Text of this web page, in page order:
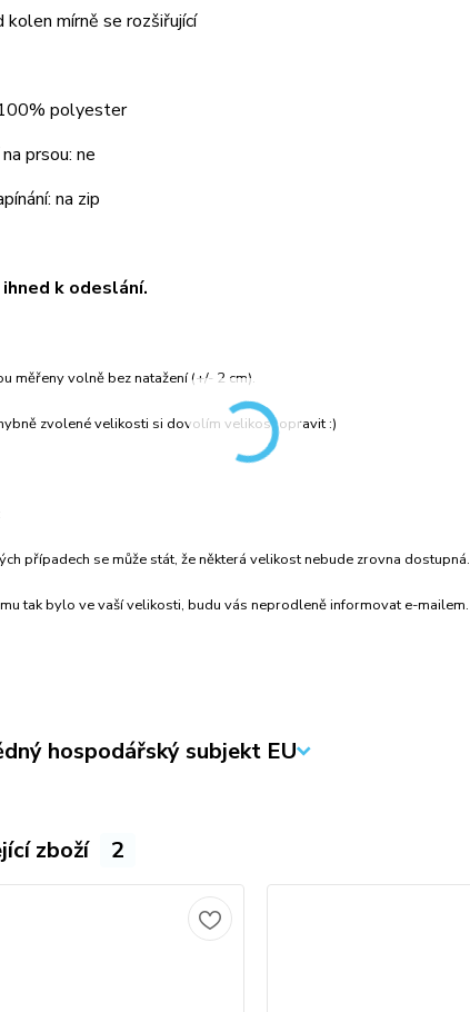
kolen mírně se rozšiřující
polyester
prsou: ne
na zip
k odeslání.
měřeny volně bez natažení (+/- 2 cm).
zvolené velikosti si dovolím velikost opravit :)
případech se může stát, že některá velikost nebude zrovna dostupná.
tak bylo ve vaší velikosti, budu vás neprodleně informovat e-mailem.
hospodářský subjekt EU
zboží 2